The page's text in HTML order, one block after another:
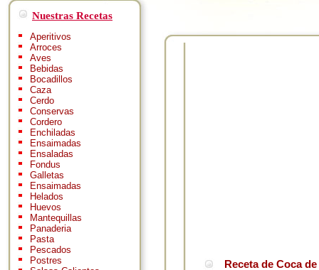
Nuestras Recetas
Aperitivos
Arroces
Aves
Bebidas
Bocadillos
Caza
Cerdo
Conservas
Cordero
Enchiladas
Ensaimadas
Ensaladas
Fondus
Galletas
Ensaimadas
Helados
Huevos
Mantequillas
Panaderia
Pasta
Pescados
Postres
Receta de Coca